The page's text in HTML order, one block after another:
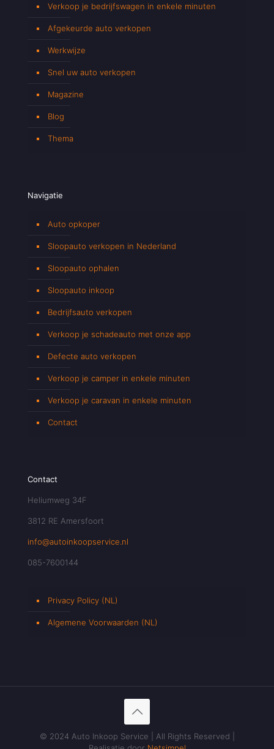
Verkoop je bedrijfswagen in enkele minuten
Afgekeurde auto verkopen
Werkwijze
Snel uw auto verkopen
Magazine
Blog
Thema
Navigatie
Auto opkoper
Sloopauto verkopen in Nederland
Sloopauto ophalen
Sloopauto inkoop
Bedrijfsauto verkopen
Verkoop je schadeauto met onze app
Defecte auto verkopen
Verkoop je camper in enkele minuten
Verkoop je caravan in enkele minuten
Contact
Contact
Heliumweg 34F
3812 RE Amersfoort
info@autoinkoopservice.nl
085-7600144
Privacy Policy (NL)
Algemene Voorwaarden (NL)
© 2024 Auto Inkoop Service | All Rights Reserved |